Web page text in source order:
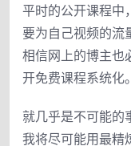
平时的公开课程中
要为自己视频的流
相信网上的博主也
开免费课程系统化。
就几乎是不可能的
我将尽可能用最精